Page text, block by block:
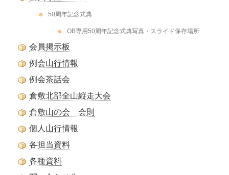
50周年記念式典
OB専用50周年記念式典写真・スライド保存場所
会員掲示板
例会山行情報
例会茶話会
倉敷北部全山縦走大会
倉敷山の会 会則
個人山行情報
各担当資料
各種資料